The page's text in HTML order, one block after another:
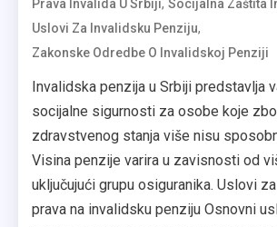
Prava Invalida U Srbiji,Socijalna Zaštita
Uslovi Za Invalidsku Penziju,
Zakonske Odredbe O Invalidskoj Penziji
Invalidska penzija u Srbiji predstavlja
socijalne sigurnosti za osobe koje
zdravstvenog stanja više nisu
Visina penzije varira u zavisnosti od
uključujući grupu osiguranika. Uslovi
prava na invalidsku penziju Osnovni